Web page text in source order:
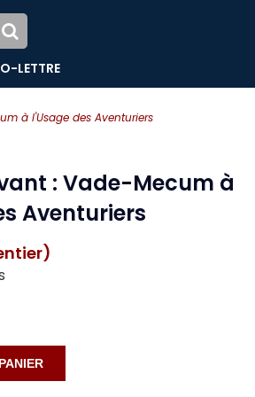
à l'Usage des Aventuriers
LETTRE
: Vade-Mecum à
Aventuriers